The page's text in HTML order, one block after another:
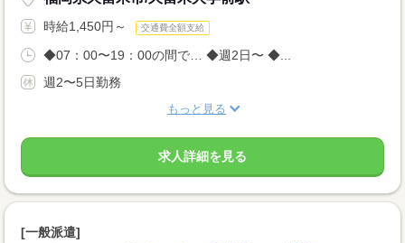
時給1,450円～ 交通費全額支給
◆07：00〜19：00の間で… ◆週2日〜 ◆...
週2〜5日勤務
もっと見る
求人詳細を見る
[一般派遣]